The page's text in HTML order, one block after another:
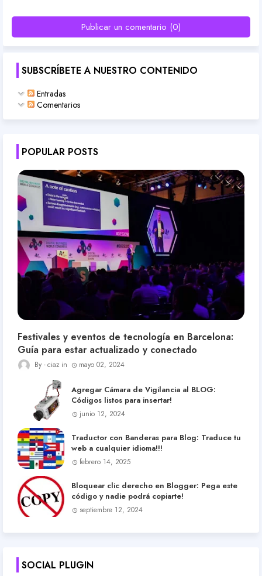
Publicar un comentario (0)
SUBSCRÍBETE A NUESTRO CONTENIDO
Entradas
Comentarios
POPULAR POSTS
Festivales y eventos de tecnología en Barcelona:
Guía para estar actualizado y conectado
ciaz mayo 02, 2024
Agregar Cámara de Vigilancia al BLOG:
Códigos listos para insertar!
junio 12, 2024
Traductor con Banderas para Blog: Traduce tu
web a cualquier idioma!!!
febrero 14, 2025
Bloquear clic derecho en Blogger: Pega este
código y nadie podrá copiarte!
septiembre 12, 2024
SOCIAL PLUGIN